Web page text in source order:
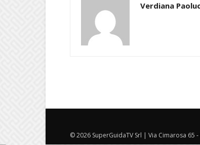
Verdiana
© 2026 SuperGuidaTV Srl | Via Cimarosa 65